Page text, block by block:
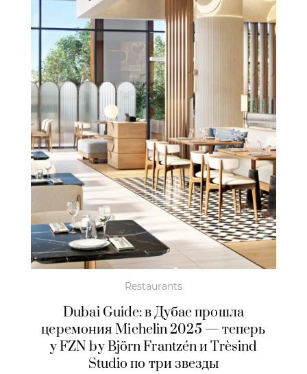
Restaurants
Dubai Guide: в Дубае прошла
церемония Michelin 2025 — теперь
у FZN by Björn Frantzén и Trèsind
Studio по три звезды